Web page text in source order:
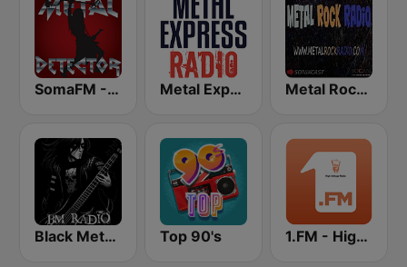
SomaFM - Metal Detector Metal Express Metal Rock Radio
Black Metal Radio Top 90's 1.FM - High Voltage